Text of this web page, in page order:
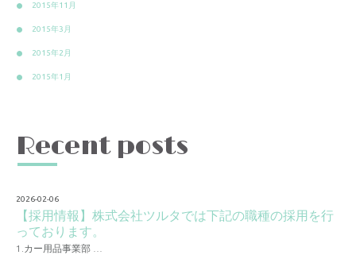
2015年11月
2015年3月
2015年2月
2015年1月
Recent posts
2026-02-06
【採用情報】株式会社ツルタでは下記の職種の採用を行
っております。
1.カー用品事業部 …